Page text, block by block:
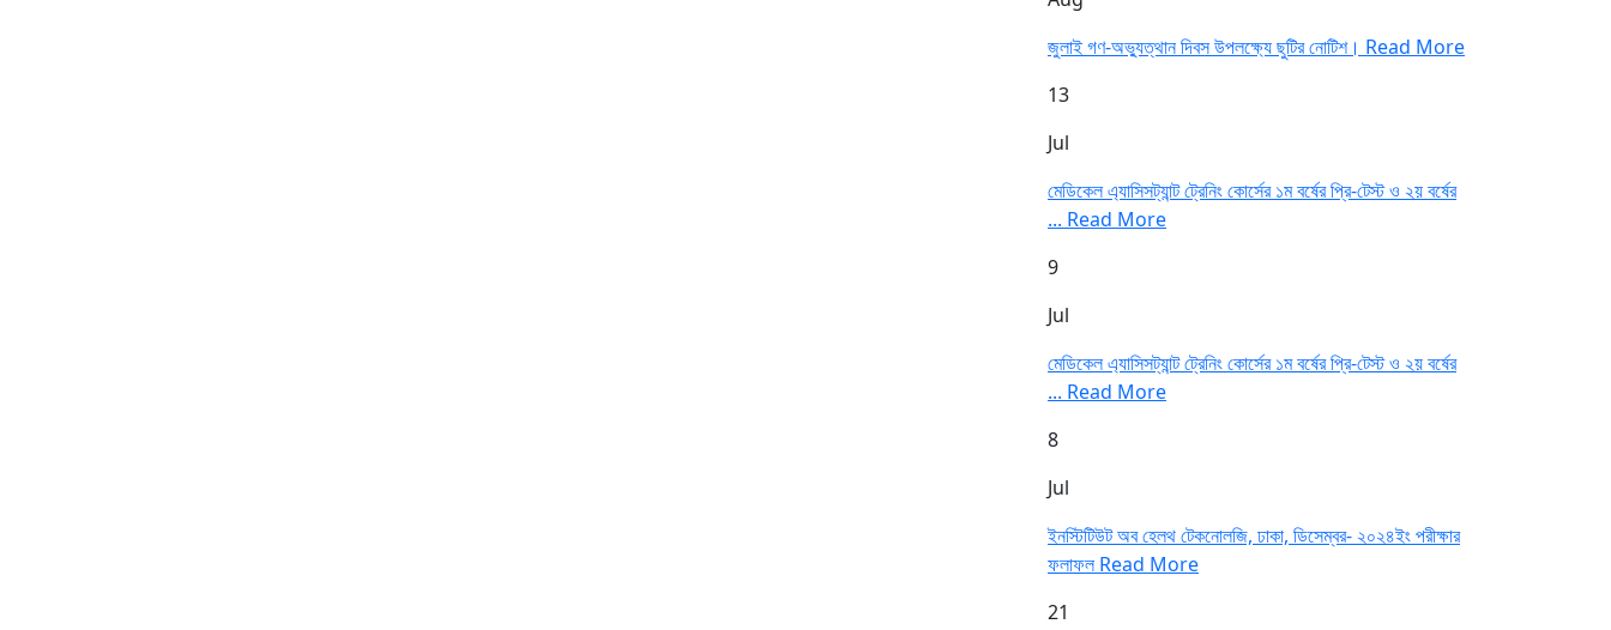
জুলাই গণ-অভ্যুত্থান দিবস উপলক্ষ্যে ছুটির নোটিশ। Read More
13
Jul
মেডিকেল এ্যাসিসট্যান্ট ট্রেনিং কোর্সের ১ম বর্ষের প্রি-টেস্ট ও ২য় বর্ষের
... Read More
9
Jul
মেডিকেল এ্যাসিসট্যান্ট ট্রেনিং কোর্সের ১ম বর্ষের প্রি-টেস্ট ও ২য় বর্ষের
... Read More
8
Jul
ইনস্টিটিউট অব হেলথ টেকনোলজি, ঢাকা, ডিসেম্বর- ২০২৪ইং পরীক্ষার
ফলাফলRead More
21